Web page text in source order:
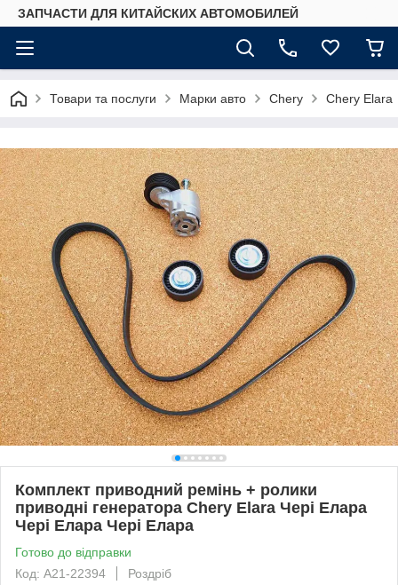
ЗАПЧАСТИ ДЛЯ КИТАЙСКИХ АВТОМОБИЛЕЙ
Товари та послуги Марки авто Chery Chery Elara
Комплект приводний ремінь + ролики
приводні генератора Chery Elara Чері Елара
Чері Елара Чері Елара
Готово до відправки
Код: A21-22394
Роздріб